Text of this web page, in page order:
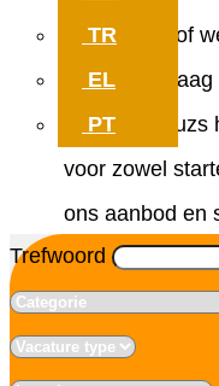
TR
EL
PT
vaste baan of
helpen je
match.
voor zowel
ons aanbod en
Trefwoord